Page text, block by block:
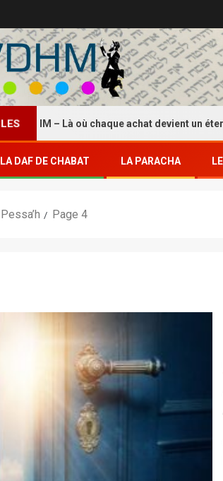
– Là où chaque achat devient un éternel
LA DAF DE CHABAT LA PARACHA
Pessa’h Page 4